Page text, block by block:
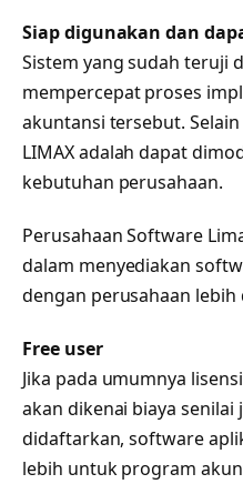
Siap digunakan dan
Sistem yang sudah teruji
mempercepat proses
akuntansi tersebut.
LIMAX adalah dapat
kebutuhan perusahaan.
Perusahaan Software
dalam menyediakan
dengan perusahaan lebih
Free user
Jika pada umumnya
akan dikenai biaya senilai
didaftarkan, software
lebih untuk program